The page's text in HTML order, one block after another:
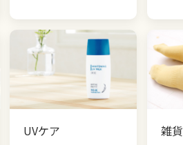
UVケア 雑貨